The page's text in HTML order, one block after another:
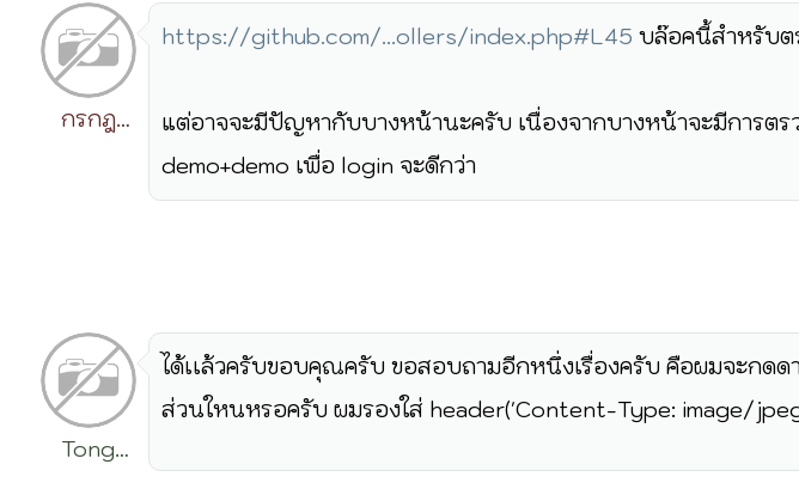
กรกฎ
https://github.com/...ollers/index.php#L45 บล๊อคนี้สำหรับต
แต่อาจจะมีปัญหากับบางหน้านะครับ เนื่องจากบางหน้าจะมีการต
demo+demo เพื่อ login จะดีกว่า
Tong
ได้เเล้วครับขอบคุณครับ ขอสอบถามอีกหนึ่งเรื่องครับ คือผมจะกดด
ส่วนใหนหรอครับ ผมรองใส่ header('Content-Type: image/